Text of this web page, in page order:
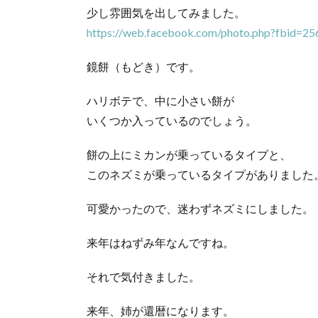
少し雰囲気を出してみました。
https://web.facebook.com/
鏡餅（もどき）です。
ハリボテで、中に小さい餅が
いくつか入っているのでしょう。
餅の上にミカンが乗っているタイプと、
このネズミが乗っているタイプがありました。
可愛かったので、迷わずネズミにしました。
来年はねずみ年なんですね。
それで気付きました。
来年、姉が還暦になります。